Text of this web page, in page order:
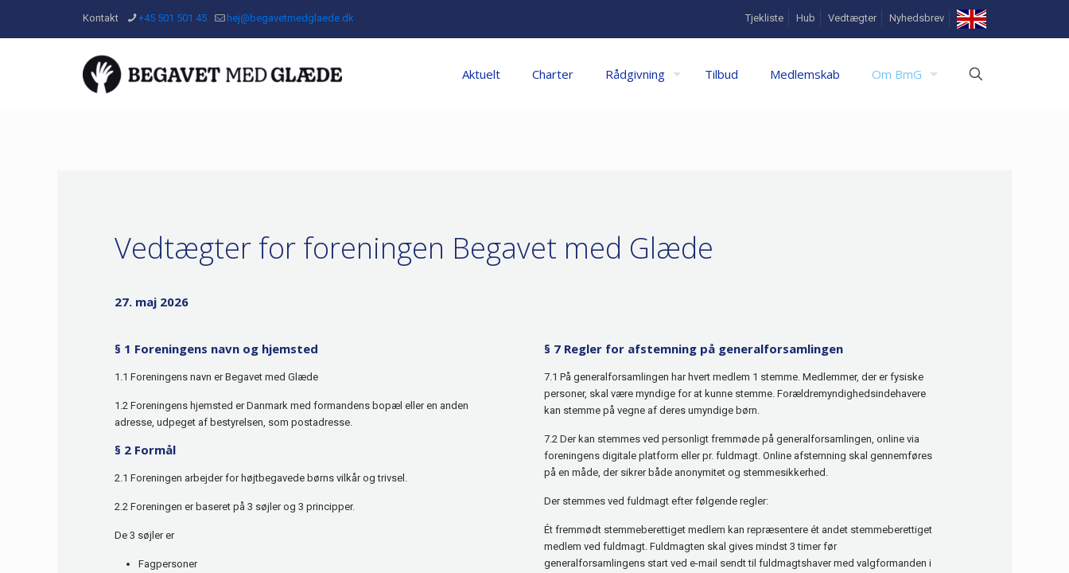
Kontakt +45 501 501 45 hej@begavetmedglaede.dk Tjekliste Hub Vedtægter Nyhedsbrev
In
Aktuelt Charter Rådgivning Tilbud Medlemskab Om BmG
Vedtægter for foreningen Begavet med Glæde
27. maj 2026
§ 1 Foreningens navn og hjemsted
1.1 Foreningens navn er Begavet med Glæde
1.2 Foreningens hjemsted er Danmark med formandens bopæl eller en anden
adresse, udpeget af bestyrelsen, som postadresse.
§ 2 Formål
2.1 Foreningen arbejder for højtbegavede børns vilkår og trivsel.
2.2 Foreningen er baseret på 3 søjler og 3 principper.
De 3 søjler er
Fagpersoner
§ 7 Regler for afstemning på generalforsamlingen
7.1 På generalforsamlingen har hvert medlem 1 stemme. Medlemmer, der er fysiske
personer, skal være myndige for at kunne stemme. Forældremyndighedsindehavere
kan stemme på vegne af deres umyndige børn.
7.2 Der kan stemmes ved personligt fremmøde på generalforsamlingen, online via
foreningens digitale platform eller pr. fuldmagt. Online afstemning skal gennemføres
på en måde, der sikrer både anonymitet og stemmesikkerhed.
Der stemmes ved fuldmagt efter følgende regler:
Ét fremmødt stemmeberettiget medlem kan repræsentere ét andet stemmeberettiget
medlem ved fuldmagt. Fuldmagten skal gives mindst 3 timer før
generalforsamlingens start ved e-mail sendt til fuldmagtshaver med valgformanden i